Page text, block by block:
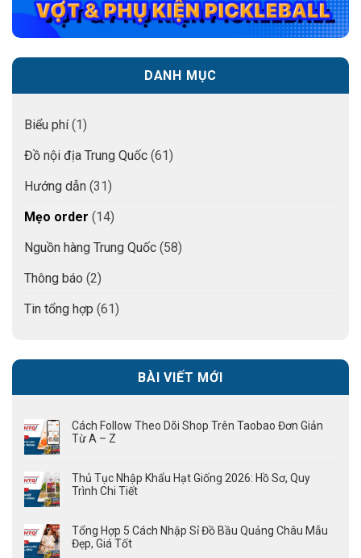
DANH MỤC
Biểu phí(1)
Đồ nội địa Trung Quốc (61)
Hướng dẫn (31)
Mẹo order (14)
Nguồn hàng Trung Quốc (58)
Thông báo (2)
Tin tổng hợp (61)
BÀI VIẾT MỚI
Cách Follow Theo Dõi Shop Trên Taobao Đơn Giản
Từ A – Z
Thủ Tục Nhập Khẩu Hạt Giống 2026: Hồ Sơ, Quy
Trình Chi Tiết
Tổng Hợp 5 Cách Nhập Sỉ Đồ Bầu Quảng Châu Mẫu
Đẹp, Giá Tốt